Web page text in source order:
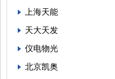
上海天能
天大天发
仪电物光
北京凯奥